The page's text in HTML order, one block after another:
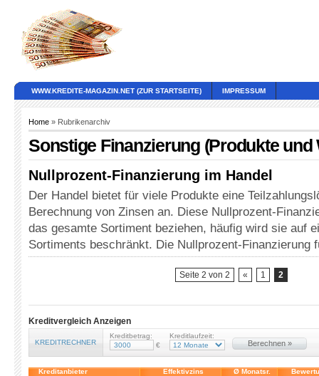
WWW.KREDITE-MAGAZIN.NET (ZUR STARTSEITE) IMPRESSUM
Home » Rubrikenarchiv
Sonstige Finanzierung (Produkte und
Nullprozent-Finanzierung im Handel
Der Handel bietet für viele Produkte eine
Berechnung von Zinsen an. Diese Nullprozent-
das gesamte Sortiment beziehen, häufig wird sie auf
Sortiments beschränkt. Die Nullprozent-Finanzierung
Seite 2 von 2 « 1 2
Kreditvergleich Anzeigen
KREDITRECHNER
Kreditbetrag:
€
Kreditlaufzeit:
Berechnen »
Kreditanbieter Effektivzins Ø Monatsr.